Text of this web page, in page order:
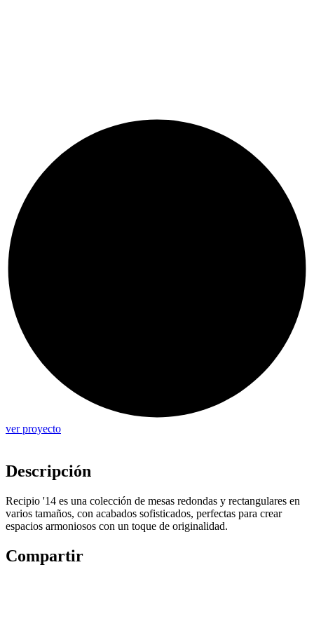
ver proyecto
Descripción
Recipio '14 es una colección de mesas redondas y rectangulares en
varios tamaños, con acabados sofisticados, perfectas para crear
espacios armoniosos con un toque de originalidad.
Compartir